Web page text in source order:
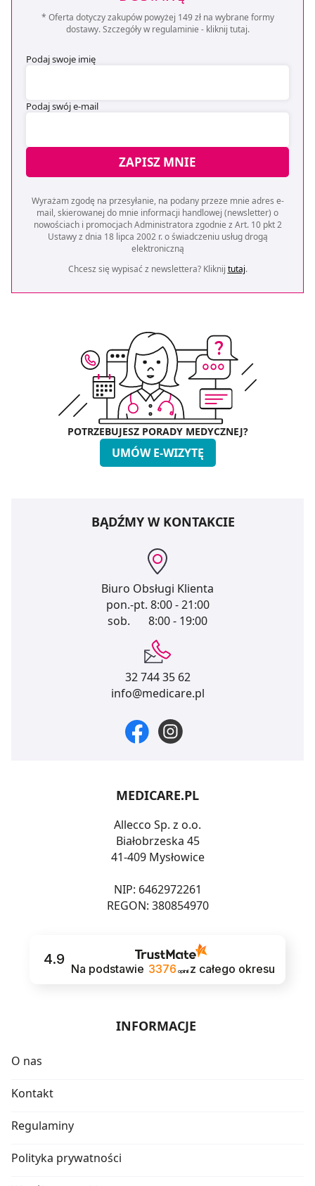
* Oferta dotyczy zakupów powyżej 149 zł na wybrane formy
dostawy. Szczegóły w regulaminie - kliknij tutaj.
Podaj swoje imię
Podaj swój e-mail
ZAPISZ MNIE
Wyrażam zgodę na przesyłanie, na podany przeze mnie adres e-
mail, skierowanej do mnie informacji handlowej (newsletter) o
nowościach i promocjach Administratora zgodnie z Art. 10 pkt 2
Ustawy z dnia 18 lipca 2002 r. o świadczeniu usług drogą
elektroniczną
Chcesz się wypisać z newslettera? Kliknij tutaj.
POTRZEBUJESZ PORADY MEDYCZNEJ?
UMÓW E-WIZYTĘ
BĄDŹMY W KONTAKCIE
Biuro Obsługi Klienta
pon.-pt. 8:00 - 21:00
sob.
8:00 - 19:00
32 744 35 62
info@medicare.pl
MEDICARE.PL
Allecco Sp. z o.o.
Białobrzeska 45
41-409 Mysłowice
NIP: 6462972261
REGON: 380854970
4.9
Na podstawie 3376 opinii z całego okresu
INFORMACJE
O nas
Kontakt
Regulaminy
Polityka prywatności